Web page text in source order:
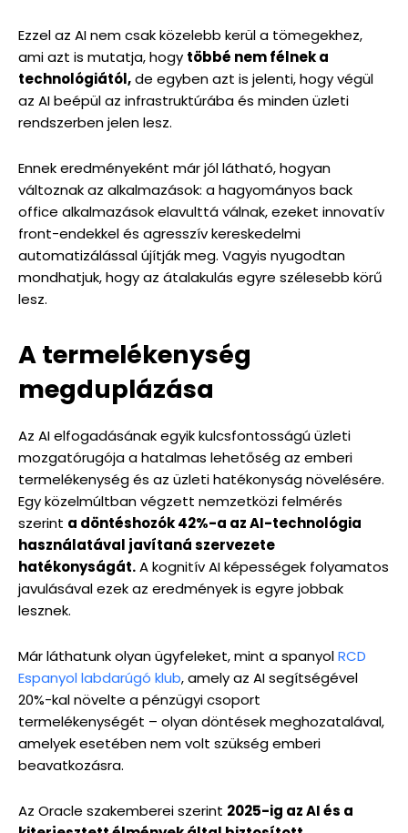
Ezzel az AI nem csak közelebb kerül a tömegekhez,
ami azt is mutatja, hogy többé nem félnek a
technológiától,de egyben azt is jelenti, hogy végül
az AI beépül az infrastruktúrába és minden üzleti
rendszerben jelen lesz.
Ennek eredményeként már jól látható, hogyan
változnak az alkalmazások: a hagyományos back
office alkalmazások elavulttá válnak, ezeket innovatív
front-endekkel és agresszív kereskedelmi
automatizálással újítják meg. Vagyis nyugodtan
mondhatjuk, hogy az átalakulás egyre szélesebb körű
lesz.
A termelékenység
megduplázása
Az AI elfogadásának egyik kulcsfontosságú üzleti
mozgatórugója a hatalmas lehetőség az emberi
termelékenység és az üzleti hatékonyság növelésére.
Egy közelmúltban végzett nemzetközi felmérés
szerint a döntéshozók 42%-a az AI-technológia
használatával javítaná szervezete
hatékonyságát.A kognitív AI képességek folyamatos
javulásával ezek az eredmények is egyre jobbak
lesznek.
Már láthatunk olyan ügyfeleket, mint a spanyolRCD
Espanyol labdarúgó klub, amely az AI segítségével
20%-kal növelte a pénzügyi csoport
termelékenységét – olyan döntések meghozatalával,
amelyek esetében nem volt szükség emberi
beavatkozásra.
Az Oracle szakemberei szerint 2025-ig az AI és a